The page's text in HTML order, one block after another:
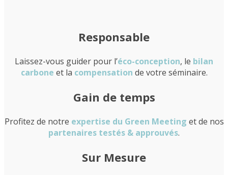
Responsable
Laissez-vous guider pour l’éco-conception, le bilan
carbone et la compensation de votre séminaire.
Gain de temps
Profitez de notre expertise du Green Meeting et de nos
partenaires testés & approuvés.
Sur Mesure